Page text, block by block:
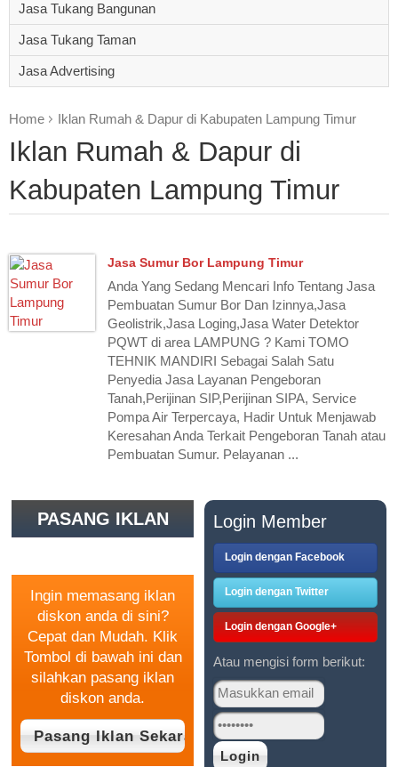
Jasa Tukang Bangunan
Jasa Tukang Taman
Jasa Advertising
Home Iklan Rumah & Dapur di Kabupaten Lampung Timur
Iklan Rumah & Dapur di
Kabupaten Lampung Timur
Jasa Sumur Bor Lampung Timur
Anda Yang Sedang Mencari Info Tentang Jasa
Pembuatan Sumur Bor Dan Izinnya,Jasa
Geolistrik,Jasa Loging,Jasa Water Detektor
PQWT di area LAMPUNG ? Kami TOMO
TEHNIK MANDIRI Sebagai Salah Satu
Penyedia Jasa Layanan Pengeboran
Tanah,Perijinan SIP,Perijinan SIPA, Service
Pompa Air Terpercaya, Hadir Untuk Menjawab
Keresahan Anda Terkait Pengeboran Tanah atau
Pembuatan Sumur. Pelayanan ...
PASANG IKLAN
Ingin memasang iklan
diskon anda di sini?
Cepat dan Mudah. Klik
Tombol di bawah ini dan
silahkan pasang iklan
diskon anda.
Login Member
Login dengan Facebook
Login dengan Twitter
Login dengan Google+
Atau mengisi form berikut: